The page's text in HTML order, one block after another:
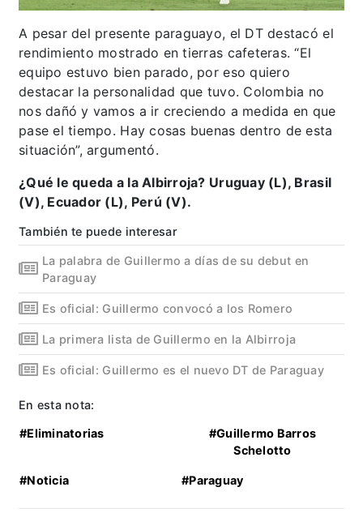
A pesar del presente paraguayo, el DT destacó el
rendimiento mostrado en tierras cafeteras. “El
equipo estuvo bien parado, por eso quiero
destacar la personalidad que tuvo. Colombia no
nos dañó y vamos a ir creciendo a medida en que
pase el tiempo. Hay cosas buenas dentro de esta
situación”, argumentó.
¿Qué le queda a la Albirroja? Uruguay (L), Brasil
(V), Ecuador (L), Perú (V).
También te puede interesar
La palabra de Guillermo a días de su debut en
Paraguay
Es oficial: Guillermo convocó a los Romero
La primera lista de Guillermo en la Albirroja
Es oficial: Guillermo es el nuevo DT de Paraguay
En esta nota:
#Eliminatorias
#Guillermo Barros
Schelotto
#Noticia #Paraguay